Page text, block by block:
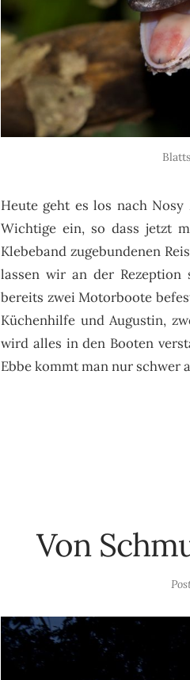
Heute geht es los nach
Wichtige ein, so dass jetzt
Klebeband zugebundenen
lassen wir an der Rezeption
bereits zwei Motorboote
Küchenhilfe und Augustin,
wird alles in den Booten
Ebbe kommt man nur schwer
Von